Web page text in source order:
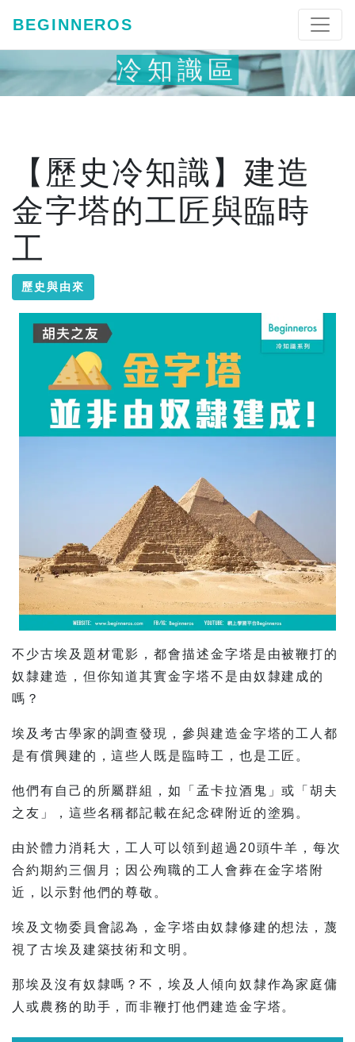
BEGINNEROS
冷知識區
【歷史冷知識】建造
金字塔的工匠與臨時
工
歷史與由來
不少古埃及題材電影，都會描述金字塔是由被鞭打的
奴隸建造，但你知道其實金字塔不是由奴隸建成的
嗎？
埃及考古學家的調查發現，參與建造金字塔的工人都
是有償興建的，這些人既是臨時工，也是工匠。
他們有自己的所屬群組，如「孟卡拉酒鬼」或「胡夫
之友」，這些名稱都記載在紀念碑附近的塗鴉。
由於體力消耗大，工人可以領到超過20頭牛羊，每次
合約期約三個月；因公殉職的工人會葬在金字塔附
近，以示對他們的尊敬。
埃及文物委員會認為，金字塔由奴隸修建的想法，蔑
視了古埃及建築技術和文明。
那埃及沒有奴隸嗎？不，埃及人傾向奴隸作為家庭傭
人或農務的助手，而非鞭打他們建造金字塔。